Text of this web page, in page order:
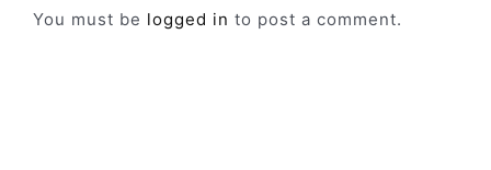
You must be logged in to post a comment.